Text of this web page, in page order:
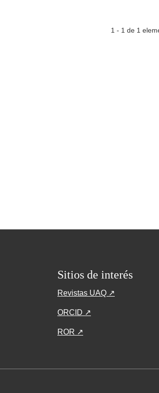
1 - 1 de 1
Sitios de interés
Revistas UAQ ↗
ORCID ↗
ROR ↗